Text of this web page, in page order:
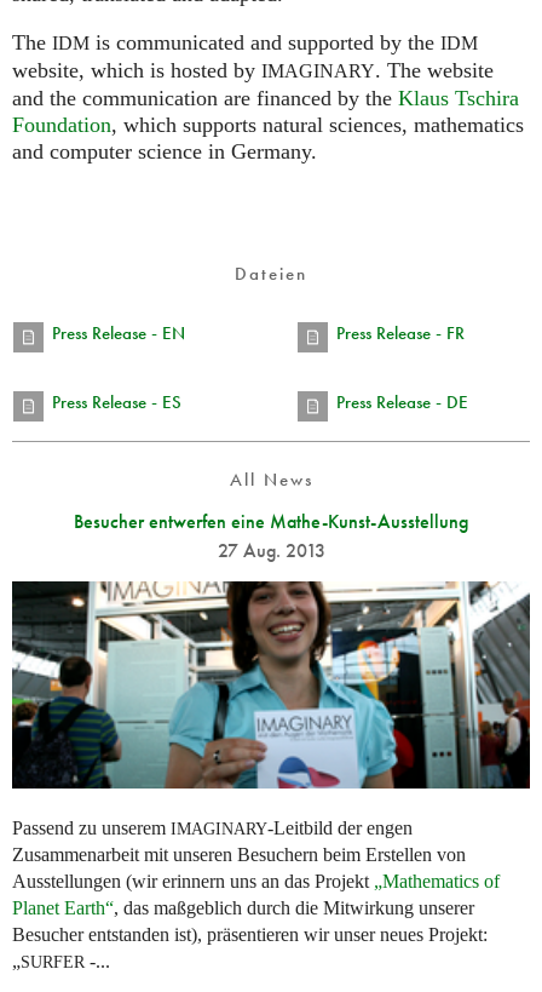
The IDM is communicated and supported by the IDM
website, which is hosted by IMAGINARY. The website
and the communication are financed by the Klaus Tschira
Foundation, which supports natural sciences, mathematics
and computer science in Germany.
Dateien
Press Release - EN Press Release - FR
Press Release - ES Press Release - DE
All News
Besucher entwerfen eine Mathe-Kunst-Ausstellung
27 Aug. 2013
Passend zu unserem IMAGINARY-Leitbild der engen
Zusammenarbeit mit unseren Besuchern beim Erstellen von
Ausstellungen (wir erinnern uns an das Projekt „Mathematics of
Planet Earth“, das maßgeblich durch die Mitwirkung unserer
Besucher entstanden ist), präsentieren wir unser neues Projekt:
„SURFER -...